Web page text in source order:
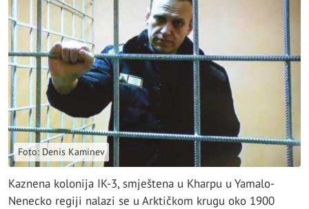
Foto: Denis Kaminev
Kaznena kolonija IK-3, smještena u Kharpu u Yamalo-
Nenecko regiji nalazi se u Arktičkom krugu oko 1900